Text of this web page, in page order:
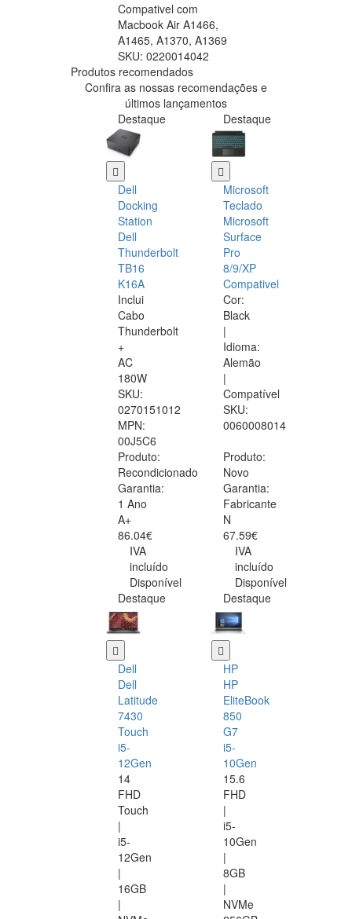
Compativel com
Macbook Air A1466,
A1465, A1370, A1369
SKU: 0220014042
Produtos recomendados
Confira as nossas recomendações e
últimos lançamentos
Destaque
Dell
Docking
Station
Dell
Thunderbolt
TB16
K16A
Inclui
Cabo
Thunderbolt
+
AC
180W
SKU:
0270151012
MPN:
00J5C6
Produto:
Recondicionado
Garantia:
1 Ano
A+
86.04€
IVA
incluído
Disponível
Destaque
Microsoft
Teclado
Microsoft
Surface
Pro
8/9/XP
Compativel
Cor:
Black
|
Idioma:
Alemão
|
Compatível
SKU:
0060008014
Produto:
Novo
Garantia:
Fabricante
N
67.59€
IVA
incluído
Disponível
Destaque
Dell
Dell
Latitude
7430
Touch
i5-
12Gen
14
FHD
Touch
|
i5-
12Gen
|
16GB
|
Destaque
HP
HP
EliteBook
850
G7
i5-
10Gen
15.6
FHD
|
i5-
10Gen
|
8GB
|
NVMe